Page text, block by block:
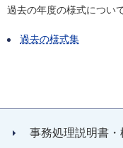
過去の年度の様式につい
過去の様式集
事務処理説明書・